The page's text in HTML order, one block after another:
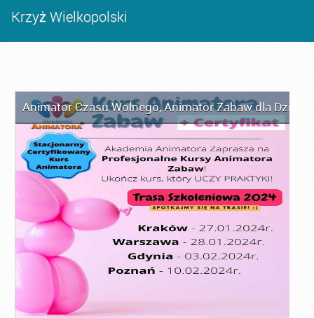
Krzyż Wielkopolski
Animator Czasu Wolnego,Animator Zabaw dla Dzieci